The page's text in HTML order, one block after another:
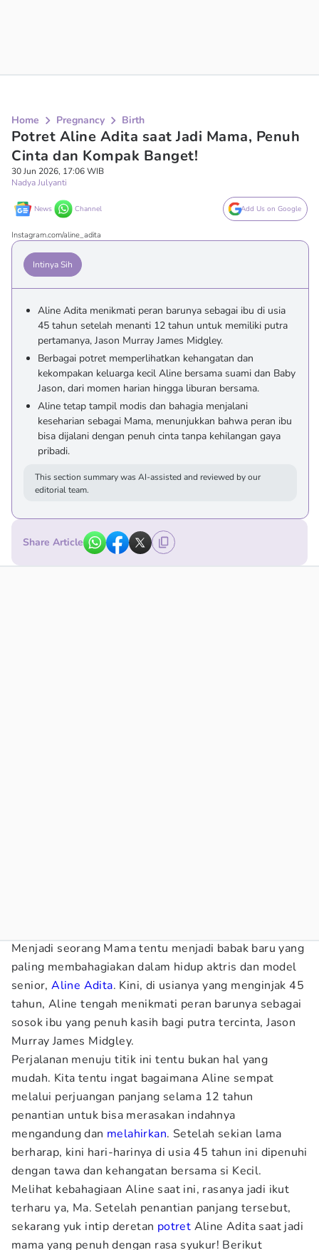
Home Pregnancy Birth
Potret Aline Adita saat Jadi Mama, Penuh
Cinta dan Kompak Banget!
30 Jun 2026, 17:06 WIB
Nadya Julyanti
News Channel Add Us on Google
Instagram.com/aline_adita
Intinya Sih
Aline Adita menikmati peran barunya sebagai ibu di usia
45 tahun setelah menanti 12 tahun untuk memiliki putra
pertamanya, Jason Murray James Midgley.
Berbagai potret memperlihatkan kehangatan dan
kekompakan keluarga kecil Aline bersama suami dan Baby
Jason, dari momen harian hingga liburan bersama.
Aline tetap tampil modis dan bahagia menjalani
keseharian sebagai Mama, menunjukkan bahwa peran ibu
bisa dijalani dengan penuh cinta tanpa kehilangan gaya
pribadi.
This section summary was AI-assisted and reviewed by our
editorial team.
Share Article
Menjadi seorang Mama tentu menjadi babak baru yang
paling membahagiakan dalam hidup aktris dan model
senior,Aline Adita. Kini, di usianya yang menginjak 45
tahun, Aline tengah menikmati peran barunya sebagai
sosok ibu yang penuh kasih bagi putra tercinta, Jason
Murray James Midgley.
Perjalanan menuju titik ini tentu bukan hal yang
mudah. Kita tentu ingat bagaimana Aline sempat
melalui perjuangan panjang selama 12 tahun
penantian untuk bisa merasakan indahnya
mengandung dan melahirkan. Setelah sekian lama
berharap, kini hari-harinya di usia 45 tahun ini dipenuhi
dengan tawa dan kehangatan bersama si Kecil.
Melihat kebahagiaan Aline saat ini, rasanya jadi ikut
terharu ya, Ma. Setelah penantian panjang tersebut,
sekarang yuk intip deretan potret Aline Adita saat jadi
mama yang penuh dengan rasa syukur! Berikut